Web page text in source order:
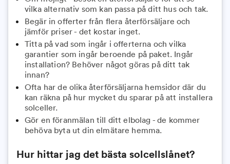
vilka alternativ som kan passa på ditt hus och tak.
Begär in offerter från flera återförsäljare och
jämför priser - det kostar inget.
Titta på vad som ingår i offerterna och vilka
garantier som ingår beroende på paket. Ingår
installation? Behöver något göras på ditt tak
innan?
Ofta har de olika återförsäljarna hemsidor där du
kan räkna på hur mycket du sparar på att installera
solceller.
Gör en föranmälan till ditt elbolag - de kommer
behöva byta ut din elmätare hemma.
Hur hittar jag det bästa solcellslånet?